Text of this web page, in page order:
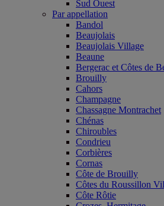
Sud Ouest
Par appellation
Bandol
Beaujolais
Beaujolais Village
Beaune
Bergerac et Côtes de
Brouilly
Cahors
Champagne
Chassagne Montrachet
Chénas
Chiroubles
Condrieu
Corbières
Cornas
Côte de Brouilly
Côtes du Roussillon
Côte Rôtie